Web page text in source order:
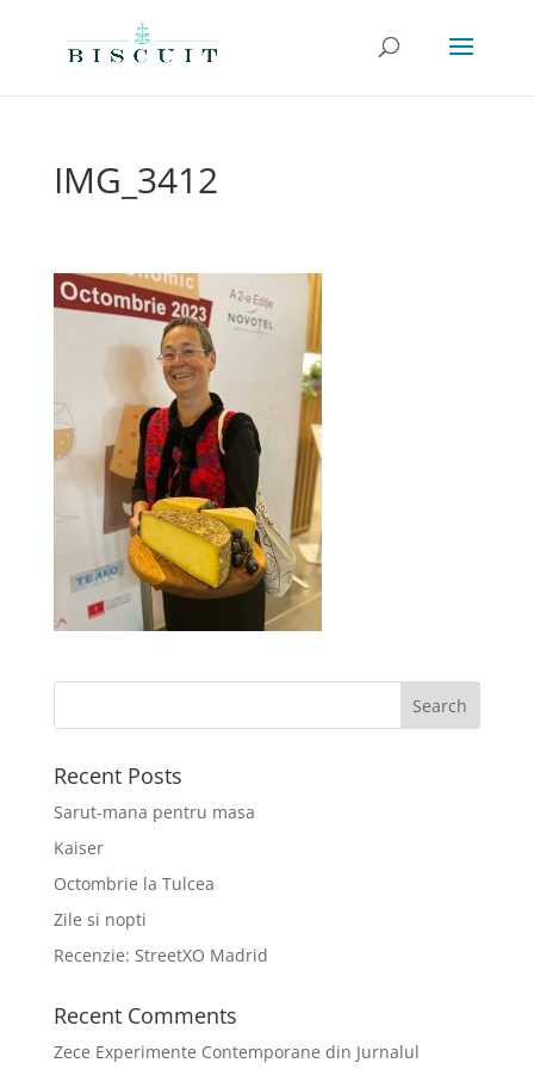
IMG_3412
Recent Posts
Sarut-mana pentru masa
Kaiser
Octombrie la Tulcea
Zile si nopti
Recenzie: StreetXO Madrid
Recent Comments
Zece Experimente Contemporane din Jurnalul